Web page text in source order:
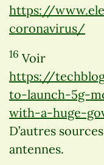
https://
coronavirus/
16 Voir
https://
to-launch-5g-
with-a-huge-
D’autres
antennes.